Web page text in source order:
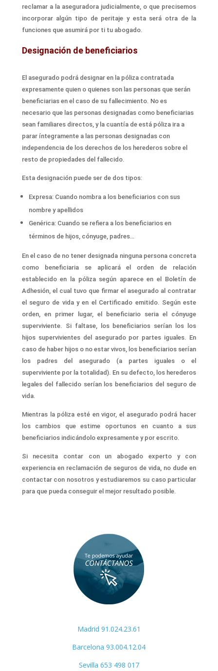
reclamar a la aseguradora judicialmente, o que precisemos
incorporar algún tipo de peritaje y esta será otra de la
funciones que asumirá por ti tu abogado.
Designación de beneficiarios
El asegurado podrá designar en la póliza contratada
expresamente quien o quienes son las personas que serán
beneficiarias en el caso de su fallecimiento. No es
necesario que las personas designadas como beneficiarias
sean familiares directos, y la cuantía de está póliza ira a
parar íntegramente a las personas designadas con
independencia de los derechos de los herederos sobre el
resto de propiedades del fallecido.
Esta designación puede ser de dos tipos:
Expresa: Cuando nombra a los beneficiarios con sus
nombre y apellidos
Genérica: Cuando se refiera a los beneficiarios en
términos de hijos, cónyuge, padres…
En el caso de no tener designada ninguna persona concreta
como beneficiaria se aplicará el orden de relación
establecido en la póliza según aparece en el Boletín de
Adhesión, el cual tuvo que firmar el asegurado al contratar
el seguro de vida y en el Certificado emitido. Según este
orden, en primer lugar, el beneficiario seria el cónyuge
superviviente. Si faltase, los beneficiarios serían los los
hijos supervivientes del asegurado por partes iguales. En
caso de haber hijos o no estar vivos, los beneficiarios serían
los padres del asegurado (a partes iguales o el
superviviente por la totalidad). En su defecto, los herederos
legales del fallecido serían los beneficiarios del seguro de
vida.
Mientras la póliza esté en vigor, el asegurado podrá hacer
los cambios que estime oportunos en cuanto a sus
beneficiarios indicándolo expresamente y por escrito.
Si necesita contar con un abogado experto y con
experiencia en reclamación de seguros de vida, no dude en
contactar con nosotros y estudiaremos su caso particular
para que pueda conseguir el mejor resultado posible.
Madrid 91.024.23.61
Barcelona 93.004.12.04
Sevilla 653 498 017